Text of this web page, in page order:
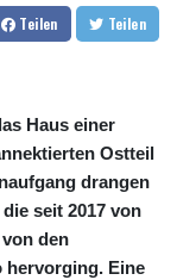
Teilen Teilen
Haus einer
Ostteil
drangen
seit 2017 von
den
hervorging. Eine